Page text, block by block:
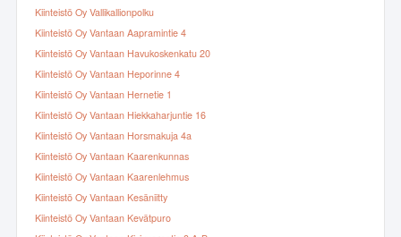
Kiinteistö Oy Vallikallionpolku
Kiinteistö Oy Vantaan Aapramintie 4
Kiinteistö Oy Vantaan Havukoskenkatu 20
Kiinteistö Oy Vantaan Heporinne 4
Kiinteistö Oy Vantaan Hernetie 1
Kiinteistö Oy Vantaan Hiekkaharjuntie 16
Kiinteistö Oy Vantaan Horsmakuja 4a
Kiinteistö Oy Vantaan Kaarenkunnas
Kiinteistö Oy Vantaan Kaarenlehmus
Kiinteistö Oy Vantaan Kesäniitty
Kiinteistö Oy Vantaan Kevätpuro